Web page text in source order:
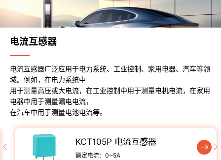
电流互感器
电流互感器广泛应用于电力系统、工业控制、家用电器、汽车等领
域。例如，在电力系统中
用于测量高压或大电流，在工业控制中用于测量电机电流，在家用
电器中用于测量漏电电流，
在汽车中用于测量电池电流等。
KCT105P 电流互感器
额定电流：0~5A